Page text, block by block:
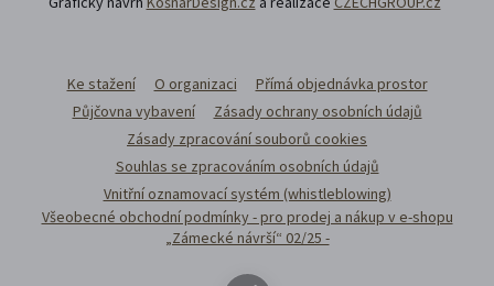
Ke stažení O organizaci
Přímá objednávka prostor
Půjčovna vybavení
Zásady ochrany osobních údajů
Zásady zpracování souborů cookies
Souhlas se zpracováním osobních údajů
Vnitřní oznamovací systém (whistleblowing)
Všeobecné obchodní podmínky - pro prodej a nákup v e-shopu
„Zámecké návrší“ 02/25 -